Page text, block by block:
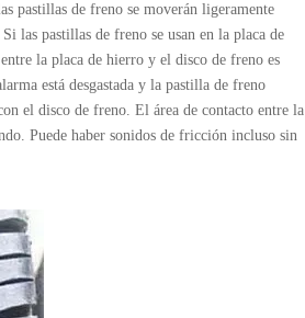
pastillas de freno se moverán ligeramente
las pastillas de freno se usan en la placa de
la placa de hierro y el disco de freno es
está desgastada y la pastilla de freno
el disco de freno. El área de contacto entre la
Puede haber sonidos de fricción incluso sin